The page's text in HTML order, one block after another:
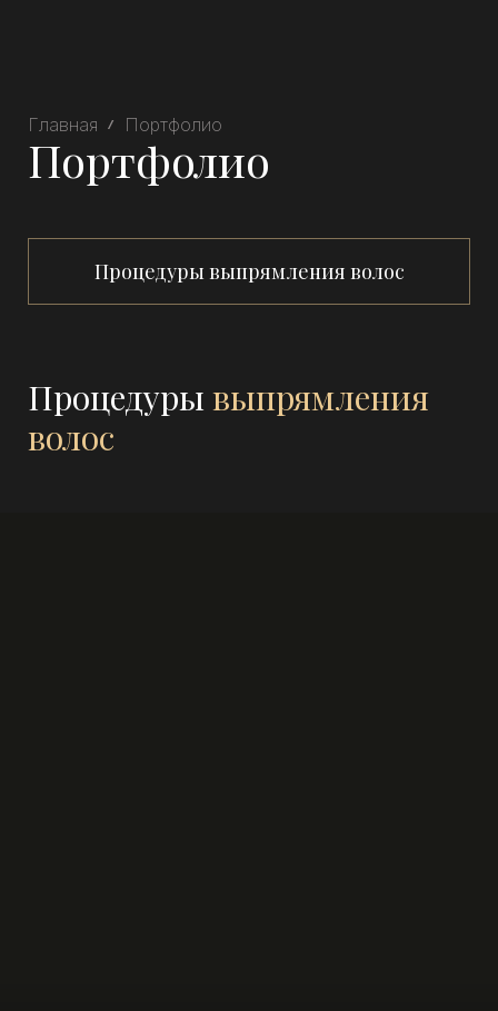
Главная Портфолио
Портфолио
Процедуры выпрямления волос
Процедурывыпрямления
волос